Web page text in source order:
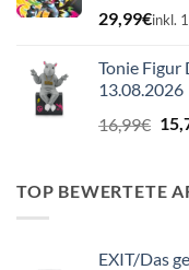
29,99€inkl.
Tonie Figur
13.08.2026
16,99€
TOP BEWERTETE
EXIT/Das